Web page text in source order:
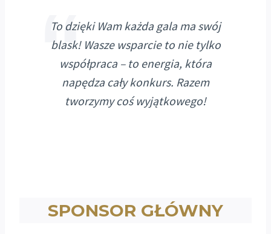
To dzięki Wam każda gala ma swój
blask! Wasze wsparcie to nie tylko
współpraca – to energia, która
napędza cały konkurs. Razem
tworzymy coś wyjątkowego!
SPONSOR GŁÓWNY